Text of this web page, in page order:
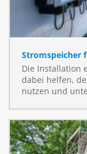
Stromspeicher
Die Installation
dabei helfen,
nutzen und